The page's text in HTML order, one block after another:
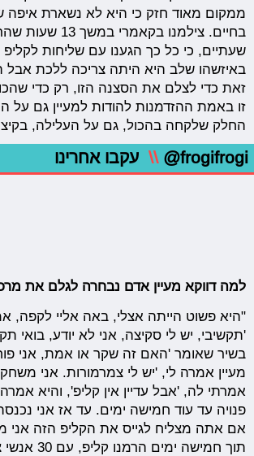
ממקום מאוד חזק כי היא לא נשארת איפה
בחיים. צילמנו בקאמרי
שעתיים, כי כל כך הגענו עם שליחות לקליפ
באיזשהו שלב היא היתה צריכה ללכת אבל
זאת כדי לצלם את הסצנה הזו, רק כדי
זו באמת ההזדמנות להודות למעיין גם על
החלק שלקחה בהכול, גם על העלילה,
@frogifrogi
\\ עקבו אחרינו
למה דווקא מעיין אדם נבחרה לגלם את
"היא פשוט הייתה אצלי, באה אליי לקפה,
'תקשיבי, יש לי סקיצה, אני לא יודע, בואי
בשיר שאומר 'האם זה שקר או אמת, אני
מעיין אמרה לי, 'יש לי צמרמורות. אני
אמרתי לה, 'אבל עדיין אין קליפ', והיא
פנויה עד עוד חמישה ימים. עד אז אני
אם אתה מצליח לגייס את הקליפ הזה אני
תוך חמישה